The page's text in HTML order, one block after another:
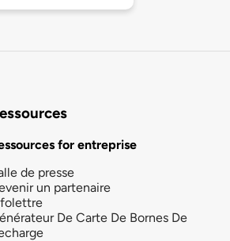
for entreprise
de presse
un partenaire
De Carte De Bornes De